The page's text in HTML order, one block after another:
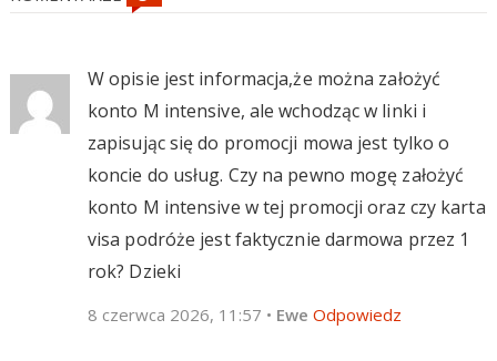
W opisie jest informacja,że można założyć
konto M intensive, ale wchodząc w linki i
zapisując się do promocji mowa jest tylko o
koncie do usług. Czy na pewno mogę założyć
konto M intensive w tej promocji oraz czy karta
visa podróże jest faktycznie darmowa przez 1
rok? Dzieki
8 czerwca 2026, 11:57 • Ewe Odpowiedz